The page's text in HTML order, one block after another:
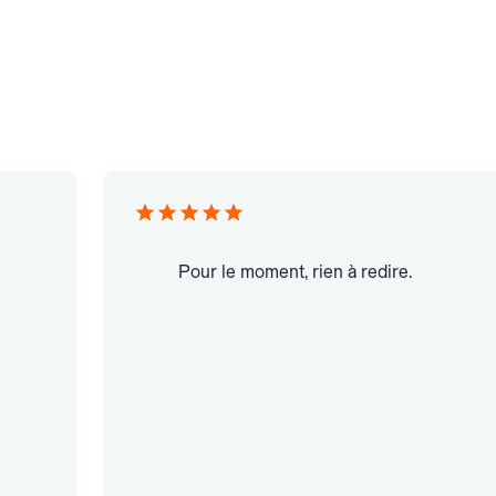
Pour le moment, rien à redire.